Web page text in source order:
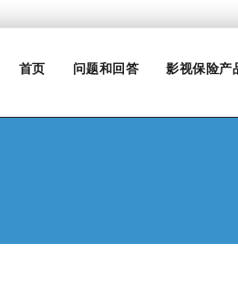
首页 问题和回答 影视保险产